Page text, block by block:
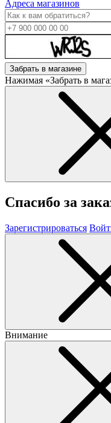
Адреса магазинов
Забрать в магазине
Нажимая «Забрать в
Спасибо за
Зарегистрироваться
Внимание